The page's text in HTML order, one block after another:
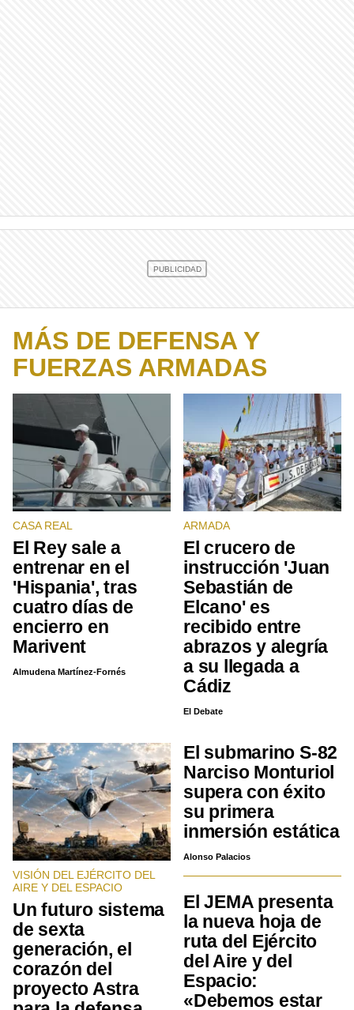
MÁS DE DEFENSA Y
FUERZAS ARMADAS
CASA REAL
El Rey sale a
entrenar en el
'Hispania', tras
cuatro días de
encierro en
Marivent
Almudena Martínez-Fornés
ARMADA
El crucero de
instrucción 'Juan
Sebastián de
Elcano' es
recibido entre
abrazos y alegría
a su llegada a
Cádiz
El Debate
VISIÓN DEL EJÉRCITO DEL
AIRE Y DEL ESPACIO
Un futuro sistema
de sexta
generación, el
corazón del
proyecto Astra
El submarino S-82
Narciso Monturiol
supera con éxito
su primera
inmersión estática
Alonso Palacios
El JEMA presenta
la nueva hoja de
ruta del Ejército
del Aire y del
Espacio:
«Debemos estar